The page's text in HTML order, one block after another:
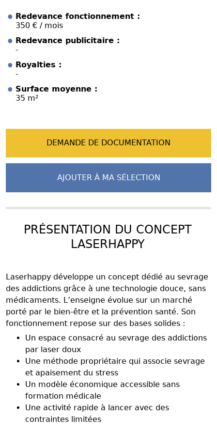
Redevance fonctionnement :
350 € / mois
Redevance publicitaire :
-
Royalties :
-
Surface moyenne :
35 m²
DEMANDE DE DOCUMENTATION
AJOUTER À MA SÉLECTION
PRÉSENTATION DU CONCEPT
LASERHAPPY
Laserhappy développe un concept dédié au sevrage
des addictions grâce à une technologie douce, sans
médicaments. L’enseigne évolue sur un marché
porté par le bien-être et la prévention santé. Son
fonctionnement repose sur des bases solides :
Un espace consacré au sevrage des addictions
par laser doux
Une méthode propriétaire qui associe sevrage
et apaisement du stress
Un modèle économique accessible sans
formation médicale
Une activité rapide à lancer avec des
contraintes limitées